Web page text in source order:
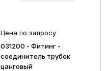
Цена по запросу
031200 - Фитинг -
соединитель трубок
цанговый